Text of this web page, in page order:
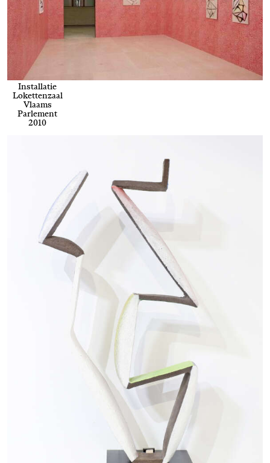
Installatie
Lokettenzaal
Vlaams
Parlement
2010